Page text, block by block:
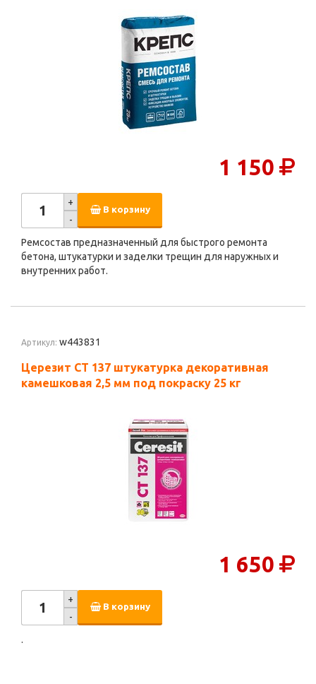
1 150
+
-
В корзину
Ремсостав предназначенный для быстрого ремонта
бетона, штукатурки и заделки трещин для наружных и
внутренних работ.
Артикул: w443831
Церезит СТ 137 штукатурка декоративная
камешковая 2,5 мм под покраску 25 кг
1 650
+
-
В корзину
.